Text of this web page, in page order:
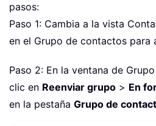
pasos:
Paso 1: Cambia a la vista
en el Grupo de contactos para
Paso 2: En la ventana de
clic en Reenviar grupo > En
en la pestaña Grupo de